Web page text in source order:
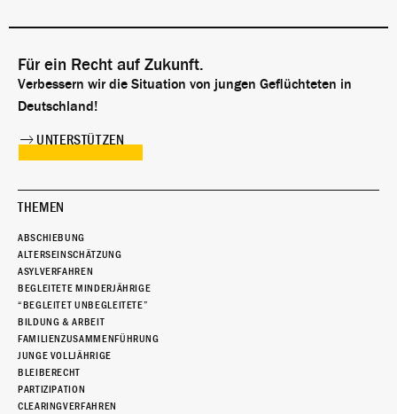
Für ein Recht auf Zukunft.
Verbessern wir die Situation von jungen Geflüchteten in
Deutschland!
UNTERSTÜTZEN
THEMEN
ABSCHIEBUNG
ALTERSEINSCHÄTZUNG
ASYLVERFAHREN
BEGLEITETE MINDERJÄHRIGE
“BEGLEITET UNBEGLEITETE”
BILDUNG & ARBEIT
FAMILIENZUSAMMENFÜHRUNG
JUNGE VOLLJÄHRIGE
BLEIBERECHT
PARTIZIPATION
CLEARINGVERFAHREN